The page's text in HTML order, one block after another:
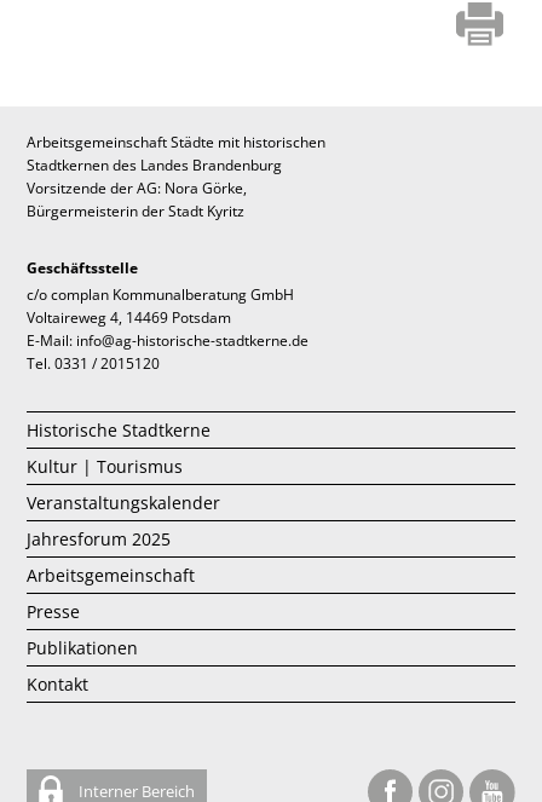
Arbeitsgemeinschaft Städte mit historischen
Stadtkernen des Landes Brandenburg
Vorsitzende der AG: Nora Görke,
Bürgermeisterin der Stadt Kyritz
Geschäftsstelle
c/o complan Kommunalberatung GmbH
Voltaireweg 4, 14469 Potsdam
E-Mail: info@ag-historische-stadtkerne.de
Tel. 0331 / 2015120
Historische Stadtkerne
Kultur | Tourismus
Veranstaltungskalender
Jahresforum 2025
Arbeitsgemeinschaft
Presse
Publikationen
Kontakt
Interner Bereich